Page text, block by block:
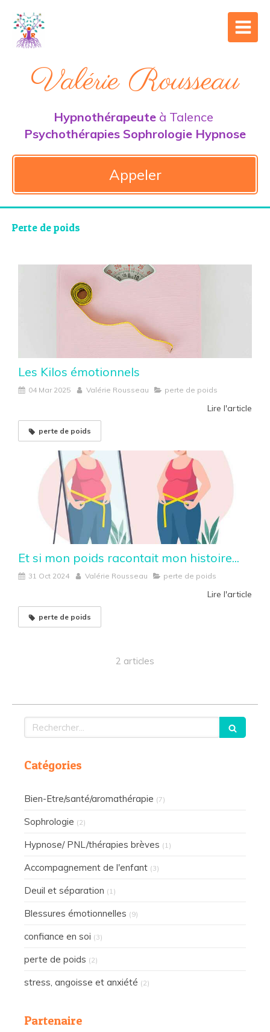
Valérie Rousseau
Hypnothérapeute à Talence
Psychothérapies Sophrologie Hypnose
Appeler
Perte de poids
Les Kilos émotionnels
04 Mar 2025 Valérie Rousseau perte de poids
Lire l'article
perte de poids
Et si mon poids racontait mon histoire...
31 Oct 2024 Valérie Rousseau perte de poids
Lire l'article
perte de poids
2 articles
Rechercher
Catégories
Bien-Etre/santé/aromathérapie (7)
Sophrologie (2)
Hypnose/ PNL/thérapies brèves (1)
Accompagnement de l'enfant (3)
Deuil et séparation (1)
Blessures émotionnelles (9)
confiance en soi (3)
perte de poids (2)
stress, angoisse et anxiété (2)
Partenaire